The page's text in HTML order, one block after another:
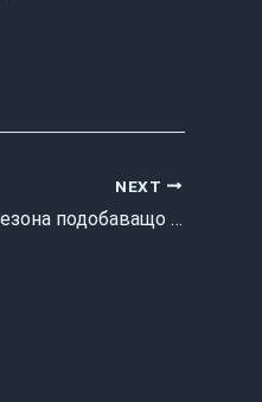
NEXT
подобаващо …